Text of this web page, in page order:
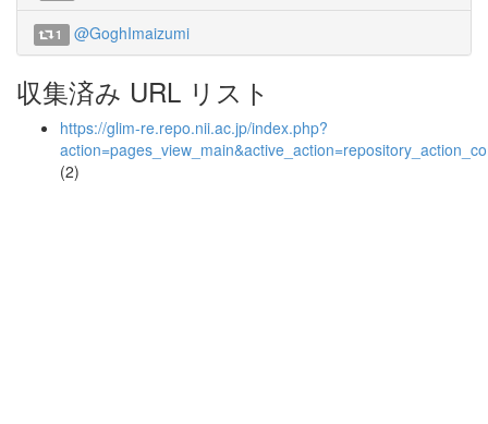
1 @GoghImaizumi
収集済み URL リスト
https://glim-re.repo.nii.ac.jp/index.php?
(2)